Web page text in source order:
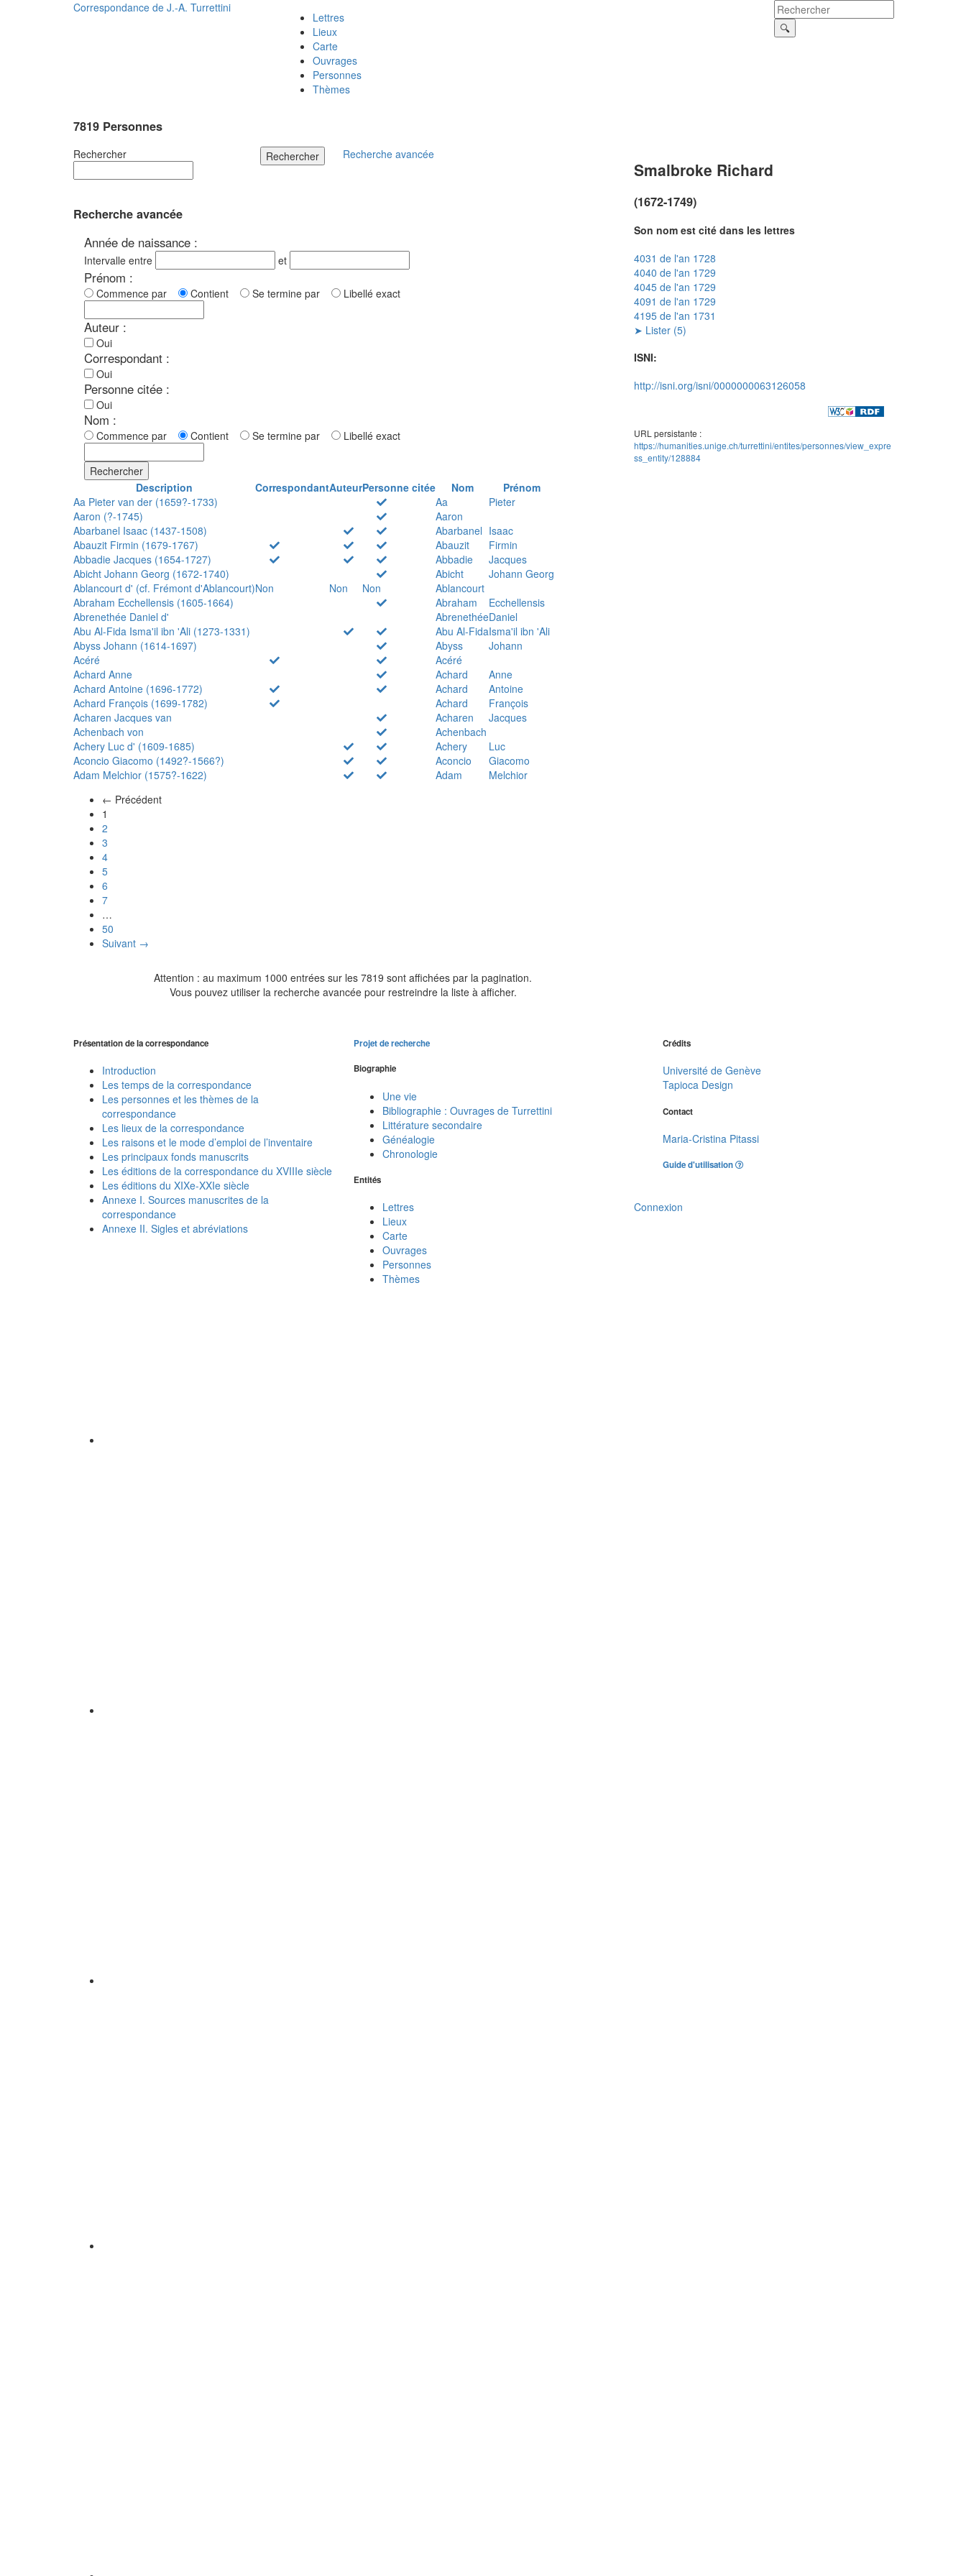
Correspondance de J.-A. Turrettini
Lettres
Lieux
Carte
Ouvrages
Personnes
Thèmes
7819 Personnes
Rechercher Rechercher Recherche avancée
Recherche avancée
Année de naissance :
Intervalle entre et
Prénom :
Commence par Contient Se termine par Libellé exact
Auteur :
Oui
Correspondant :
Oui
Personne citée :
Oui
Nom :
Commence par Contient Se termine par Libellé exact
Rechercher
Description
CorrespondantAuteurPersonne citée Nom
Prénom
Aa Pieter van der (1659?-1733)
Aa
Pieter
Aaron (?-1745)
Aaron
Abarbanel Isaac (1437-1508)
Abarbanel Isaac
Abauzit Firmin (1679-1767)
Abauzit
Firmin
Abbadie Jacques (1654-1727)
Abbadie
Jacques
Abicht Johann Georg (1672-1740)
Abicht
Johann Georg
Ablancourt d' (cf. Frémont d'Ablancourt)Non Non Non
Ablancourt
Abraham Ecchellensis (1605-1664)
Abraham
Ecchellensis
Abrenethée Daniel d'
AbrenethéeDaniel
Abu Al-Fida Isma'il ibn 'Ali (1273-1331)
Abu Al-FidaIsma'il ibn 'Ali
Abyss Johann (1614-1697)
Abyss
Johann
Acéré
Acéré
Achard Anne
Achard
Anne
Achard Antoine (1696-1772)
Achard
Antoine
Achard François (1699-1782)
Achard
François
Acharen Jacques van
Acharen
Jacques
Achenbach von
Achenbach
Achery Luc d' (1609-1685)
Achery
Luc
Aconcio Giacomo (1492?-1566?)
Aconcio
Giacomo
Adam Melchior (1575?-1622)
Adam
Melchior
← Précédent
1
2
3
4
5
6
7
…
50
Suivant →
Attention : au maximum 1000 entrées sur les 7819 sont affichées par la pagination.
Vous pouvez utiliser la recherche avancée pour restreindre la liste à afficher.
Smalbroke Richard
(1672-1749)
Son nom est cité dans les lettres
4031 de l'an 1728
4040 de l'an 1729
4045 de l'an 1729
4091 de l'an 1729
4195 de l'an 1731
➤ Lister (5)
ISNI:
http://isni.org/isni/0000000063126058
URL persistante :
https://humanities.unige.ch/turrettini/entites/personnes/view_expre
ss_entity/128884
Présentation de la correspondance
Introduction
Les temps de la correspondance
Les personnes et les thèmes de la
correspondance
Les lieux de la correspondance
Les raisons et le mode d’emploi de l’inventaire
Les principaux fonds manuscrits
Les éditions de la correspondance du XVIIIe siècle
Les éditions du XIXe-XXIe siècle
Annexe I. Sources manuscrites de la
correspondance
Annexe II. Sigles et abréviations
Projet de recherche
Biographie
Une vie
Bibliographie : Ouvrages de Turrettini
Littérature secondaire
Généalogie
Chronologie
Entités
Lettres
Lieux
Carte
Ouvrages
Personnes
Thèmes
Crédits
Université de Genève
Tapioca Design
Contact
Maria-Cristina Pitassi
Guide d'utilisation
Connexion